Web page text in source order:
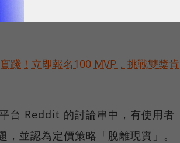
非機能性布料」，嚴重損害品牌
踐！立即報名100 MVP，挑戰雙獎肯
台 Reddit 的討論串中，有使用者
並認為定價策略「脫離現實」。